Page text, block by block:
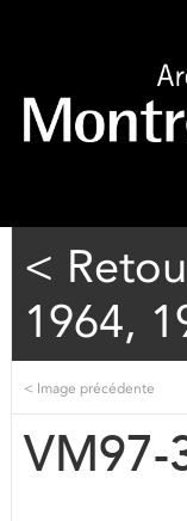
<
1964,
< Image précédente
VM97-